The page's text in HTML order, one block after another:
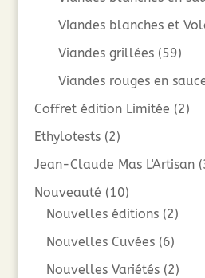
Viandes blanches et
Viandes grillées (59)
Viandes rouges en
Coffret édition Limitée (2)
Ethylotests (2)
Jean-Claude Mas L'Artisan
Nouveauté (10)
Nouvelles éditions (2)
Nouvelles Cuvées (6)
Nouvelles Variétés (2)